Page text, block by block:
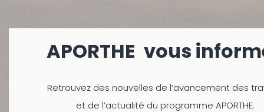
APORTHE vous
Retrouvez des nouvelles de l’avancement des
et de l’actualité du programme APORTHE.